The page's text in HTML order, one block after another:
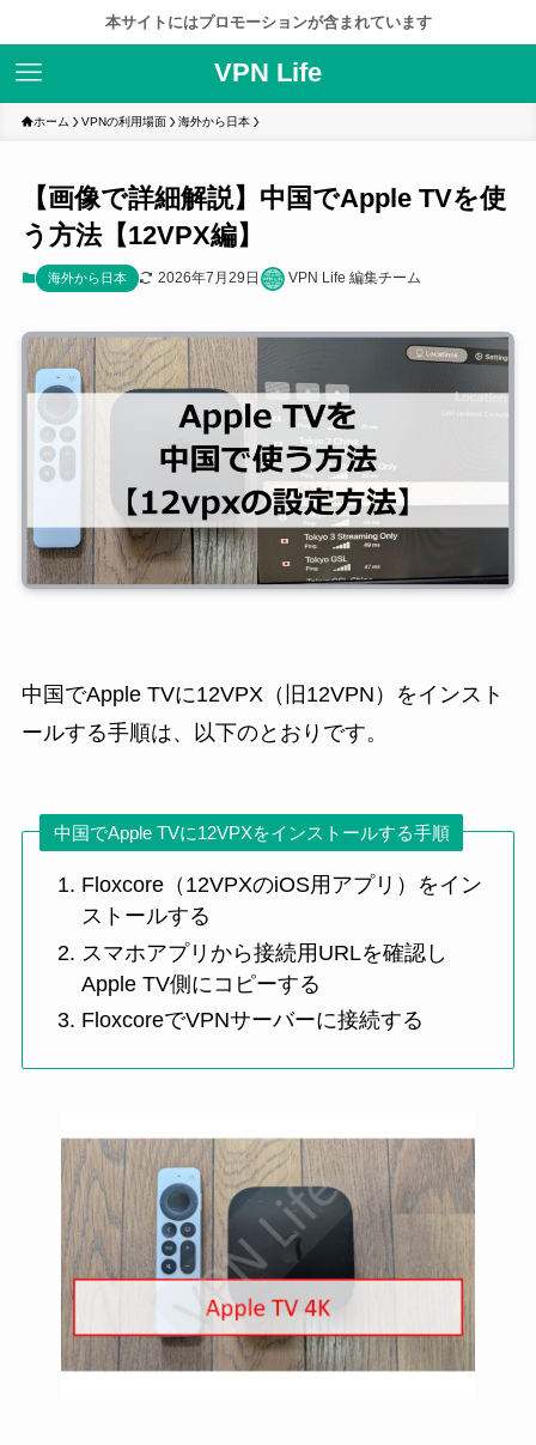
本サイトにはプロモーションが含まれています
VPN Life
ホーム VPNの利用場面 海外から日本
【画像で詳細解説】中国でApple TVを使
う方法【12VPX編】
海外から日本 2026年7月29日 VPN Life 編集チーム
中国でApple TVに12VPX（旧12VPN）をインスト
ールする手順は、以下のとおりです。
中国でApple TVに12VPXをインストールする手順
Floxcore（12VPXのiOS用アプリ）をイン
ストールする
スマホアプリから接続用URLを確認し
Apple TV側にコピーする
FloxcoreでVPNサーバーに接続する